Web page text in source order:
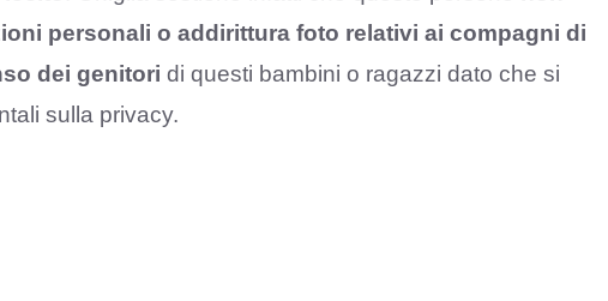
personali o addirittura foto relativi ai compagni di
dei genitori di questi bambini o ragazzi dato che si
sulla privacy.